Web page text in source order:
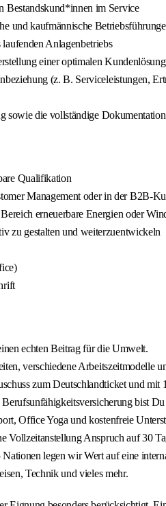
Bestandskund*innen im Service
und kaufmännische
Anlagenbetriebs
einer optimalen Kundenlösung
(z. B. Serviceleistungen,
sowie die vollständige
Qualifikation
Management oder in der B2B-
erneuerbare Energien oder
zu gestalten und weiterzuentwickeln
echten Beitrag für die Umwelt.
verschiedene Arbeitszeitmodelle
zum Deutschlandticket und mit
bist
Office Yoga und kostenfreie
Vollzeitanstellung Anspruch auf 30
legen wir Wert auf eine
Technik und vieles mehr.